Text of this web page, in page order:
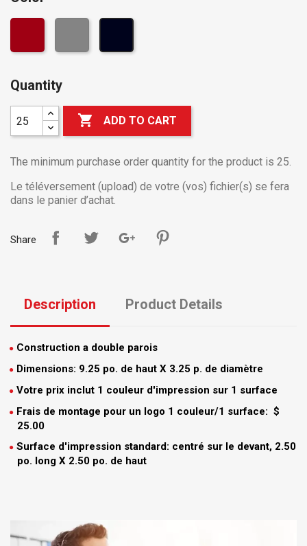
Quantity
 ADD TO CART
The minimum purchase order quantity for the product is 25.
Le téléversement (upload) de votre (vos) fichier(s) se fera
dans le panier d’achat.
Share
Description Product Details
Construction a double parois
Dimensions: 9.25 po. de haut X 3.25 p. de diamètre
Votre prix inclut 1 couleur d'impression sur 1 surface
Frais de montage pour un logo 1 couleur/1 surface: $
25.00
Surface d'impression standard: centré sur le devant, 2.50
po. long X 2.50 po. de haut